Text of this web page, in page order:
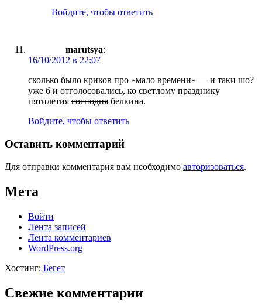
Войдите, чтобы ответить
marutsya:
16/10/2012 в 22:07
сколько было криков про «мало времени» — и таки шо?
уже б и отголосовались, ко светлому празднику
пятилетия господня белкина.
Войдите, чтобы ответить
Оставить комментарий
Для отправки комментария вам необходимо авторизоваться.
Мета
Войти
Лента записей
Лента комментариев
WordPress.org
Хостинг: Бегет
Свежие комментарии